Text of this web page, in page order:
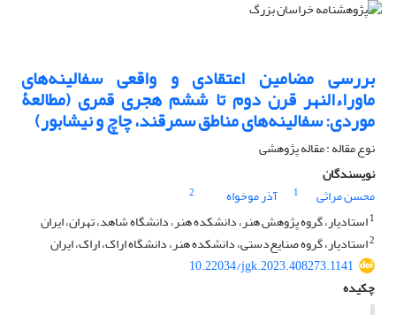
بررسی مضامین اعتقادی و واقعی سفالینه‌های
ماوراءالنهر قرن دوم تا ششم هجری قمری (مطالعۀ
موردی: سفالینه‌های مناطق سمرقند، چاچ و نیشابور)
نوع مقاله : مقاله پژوهشی
نویسندگان
محسن مراثی
1 آذر موخواه
2
1استادیار، گروه پژوهش هنر، دانشکده هنر، دانشگاه شاهد، تهران، ایران
2استادیار، گروه صنایع‌دستی، دانشکده هنر، دانشگاه اراک، اراک، ایران
10.22034/jgk.2023.408273.1141
چکیده